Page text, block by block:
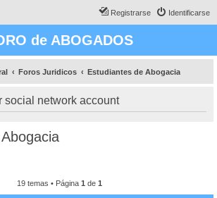
Identificarse
Registrarse
de ABOGADOS
Foros Juridicos Estudiantes de Abogacia
social network account
19 temas • Página 1 de 1